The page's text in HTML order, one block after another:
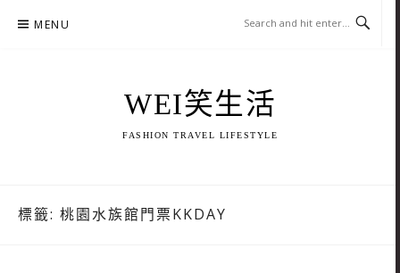
MENU
WEI笑生活
FASHION TRAVEL LIFESTYLE
標籤: 桃園水族館門票KKDAY